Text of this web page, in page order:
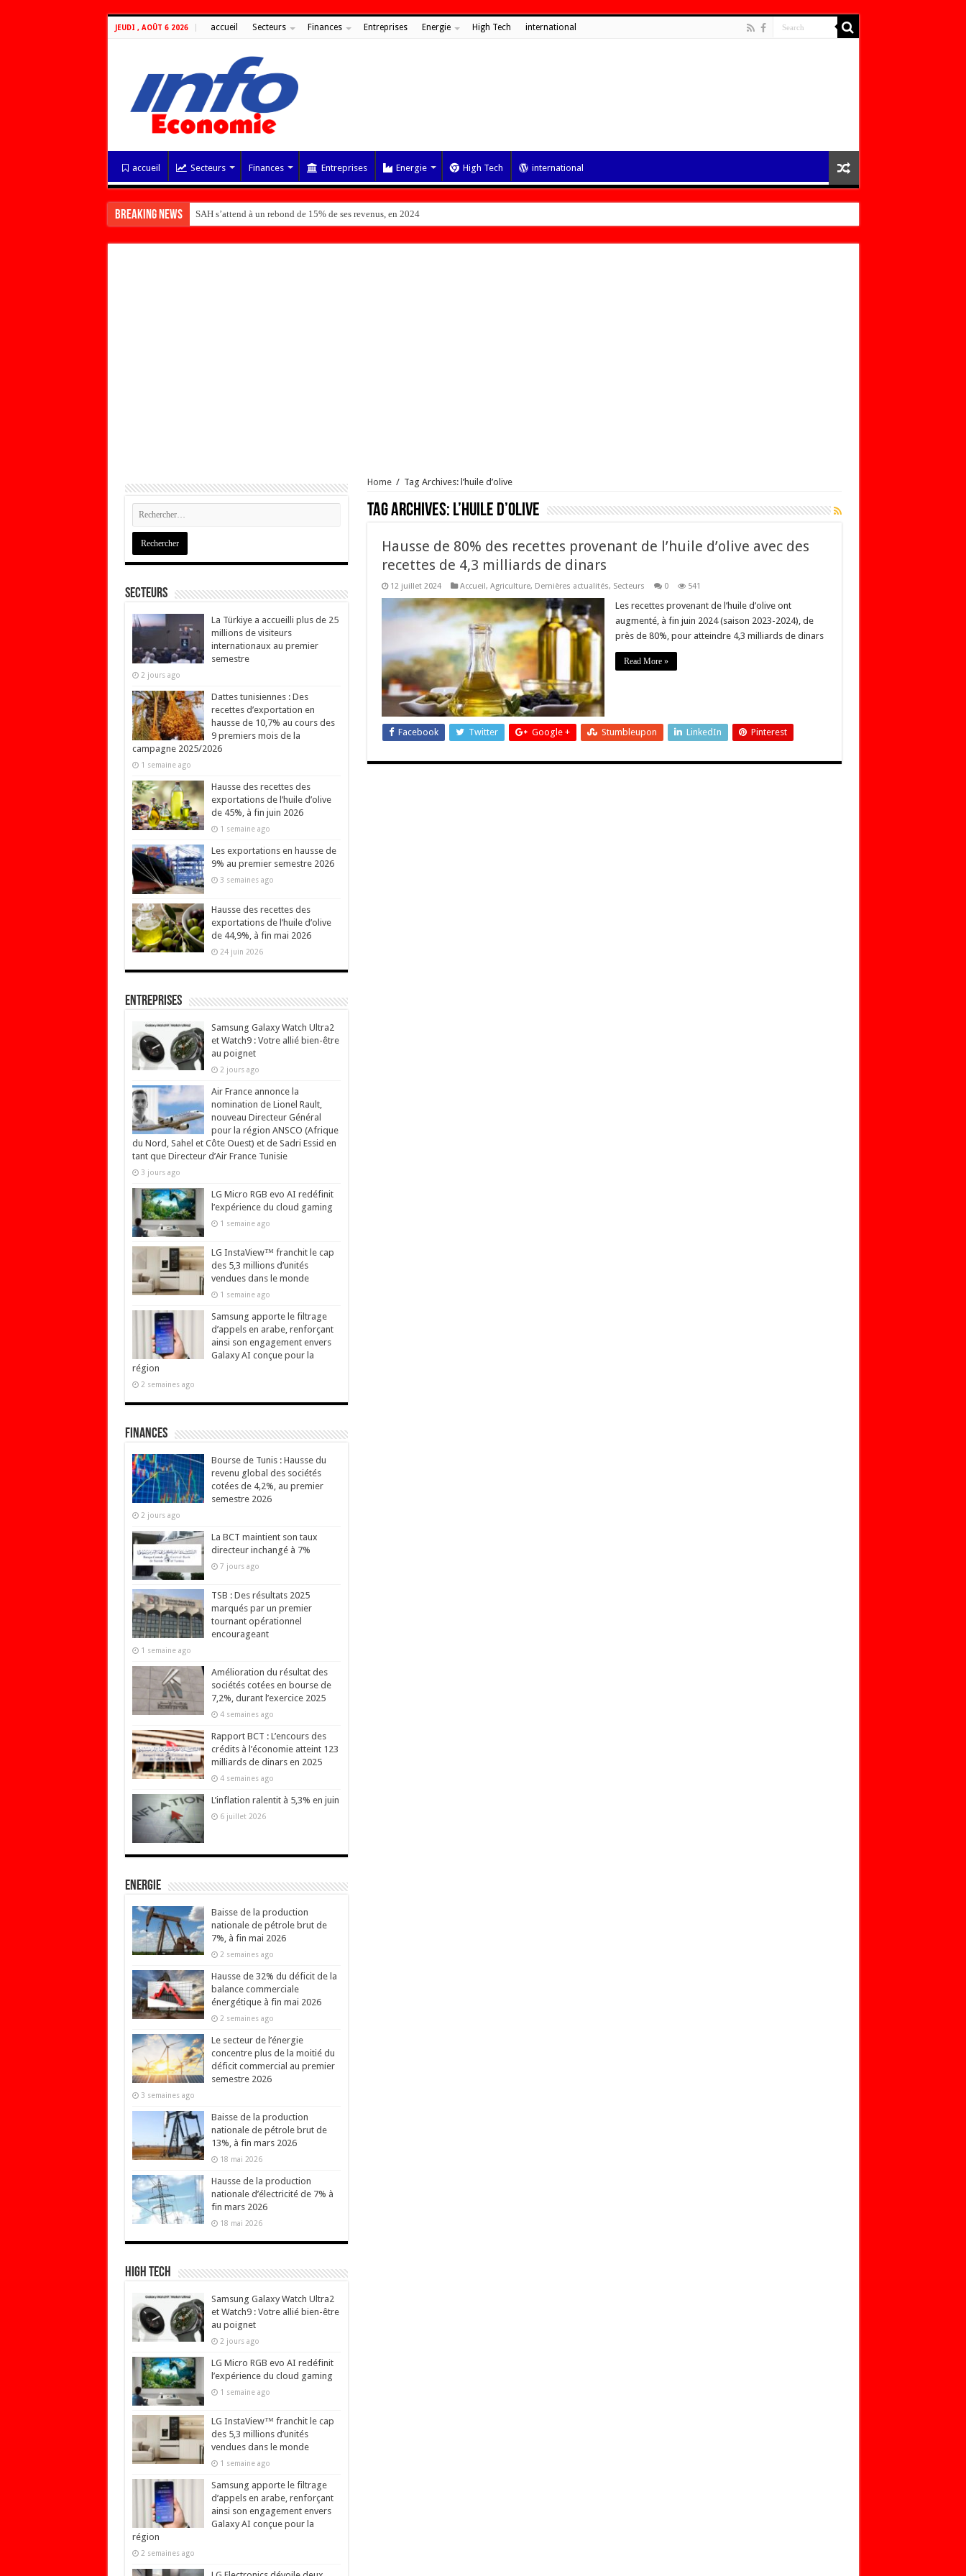
JEUDI , AOÛT 6 2026 accueil Secteurs Finances Entreprises Energie High Tech international
accueil Secteurs Finances Entreprises Energie High Tech international
Breaking News SAH s’attend à un rebond de 15% de ses revenus, en 2024
Home / Tag Archives: l’huile d’olive
Tag Archives: l’huile d’olive
Hausse de 80% des recettes provenant de l’huile d’olive avec des
recettes de 4,3 milliards de dinars
12 juillet 2024 Accueil , Agriculture, Dernières actualités, Secteurs 0 541
Les recettes provenant de l’huile d’olive ont
augmenté, à fin juin 2024 (saison 2023-2024), de
près de 80%, pour atteindre 4,3 milliards de dinars
Read More »
Facebook Twitter Google + Stumbleupon LinkedIn Pinterest
Secteurs
La Türkiye a accueilli plus de 25
millions de visiteurs
internationaux au premier
semestre
2 jours ago
Dattes tunisiennes : Des
recettes d’exportation en
hausse de 10,7% au cours des
9 premiers mois de la
campagne 2025/2026
1 semaine ago
Hausse des recettes des
exportations de l’huile d’olive
de 45%, à fin juin 2026
1 semaine ago
Les exportations en hausse de
9% au premier semestre 2026
3 semaines ago
Hausse des recettes des
exportations de l’huile d’olive
de 44,9%, à fin mai 2026
24 juin 2026
Entreprises
Samsung Galaxy Watch Ultra2
et Watch9 : Votre allié bien-être
au poignet
2 jours ago
Air France annonce la
nomination de Lionel Rault,
nouveau Directeur Général
pour la région ANSCO (Afrique
du Nord, Sahel et Côte Ouest) et de Sadri Essid en
tant que Directeur d’Air France Tunisie
3 jours ago
LG Micro RGB evo AI redéfinit
l’expérience du cloud gaming
1 semaine ago
LG InstaView™ franchit le cap
des 5,3 millions d’unités
vendues dans le monde
1 semaine ago
Samsung apporte le filtrage
d’appels en arabe, renforçant
ainsi son engagement envers
Galaxy AI conçue pour la
région
2 semaines ago
Finances
Bourse de Tunis : Hausse du
revenu global des sociétés
cotées de 4,2%, au premier
semestre 2026
2 jours ago
La BCT maintient son taux
directeur inchangé à 7%
7 jours ago
TSB : Des résultats 2025
marqués par un premier
tournant opérationnel
encourageant
1 semaine ago
Amélioration du résultat des
sociétés cotées en bourse de
7,2%, durant l’exercice 2025
4 semaines ago
Rapport BCT : L’encours des
crédits à l’économie atteint 123
milliards de dinars en 2025
4 semaines ago
L’inflation ralentit à 5,3% en juin
6 juillet 2026
Energie
Baisse de la production
nationale de pétrole brut de
7%, à fin mai 2026
2 semaines ago
Hausse de 32% du déficit de la
balance commerciale
énergétique à fin mai 2026
2 semaines ago
Le secteur de l’énergie
concentre plus de la moitié du
déficit commercial au premier
semestre 2026
3 semaines ago
Baisse de la production
nationale de pétrole brut de
13%, à fin mars 2026
18 mai 2026
Hausse de la production
nationale d’électricité de 7% à
fin mars 2026
18 mai 2026
High Tech
Samsung Galaxy Watch Ultra2
et Watch9 : Votre allié bien-être
au poignet
2 jours ago
LG Micro RGB evo AI redéfinit
l’expérience du cloud gaming
1 semaine ago
LG InstaView™ franchit le cap
des 5,3 millions d’unités
vendues dans le monde
1 semaine ago
Samsung apporte le filtrage
d’appels en arabe, renforçant
ainsi son engagement envers
Galaxy AI conçue pour la
région
2 semaines ago